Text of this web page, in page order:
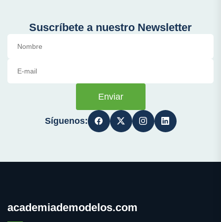
Suscríbete a nuestro Newsletter
Enviar
Síguenos:
academiademodelos.com